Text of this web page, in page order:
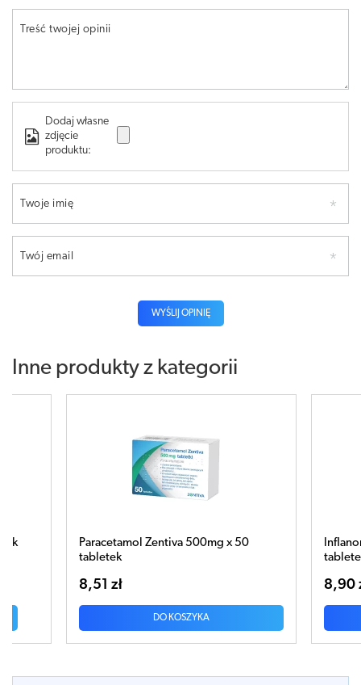
Treść twojej opinii
Dodaj własne
zdjęcie
produktu:
Twoje imię
Twój email
WYŚLIJ OPINIĘ
Inne produkty z kategorii
Inflanor Plus 500mg + 200mg x 10
tabletek
8,90 zł
DO KOSZYKA